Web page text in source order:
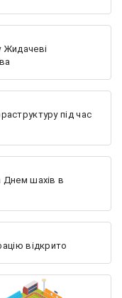
Жидачеві
під час
Днем шахів в
відкрито